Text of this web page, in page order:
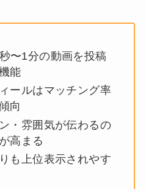
〜1分の動画を投稿
能
ールはマッチング率
向
・雰囲気が伝わるの
高まる
も上位表示されやす